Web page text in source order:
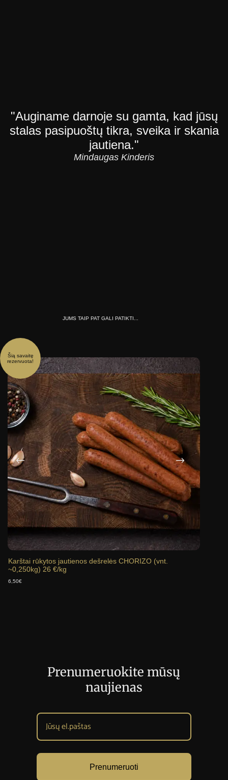
"Auginame darnoje su gamta, kad jūsų
stalas pasipuoštų tikra, sveika ir skania
jautiena."
Mindaugas Kinderis
JUMS TAIP PAT GALI PATIKTI...
Šią savaitę
rezervuota!
Karštai rūkytos jautienos dešrelės CHORIZO (vnt.
~0,250kg) 26 €/kg
6,50€
Prenumeruokite mūsų
naujienas
Prenumeruoti